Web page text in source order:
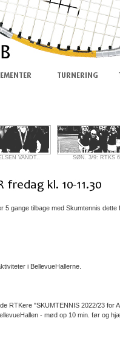
VANDT.. SØN. 3/9: RTKS
gange tilbage med Skumtennis dette
i BellevueHallerne.
RTKere "SKUMTENNIS 2022/23 for
- mød op 10 min. før og